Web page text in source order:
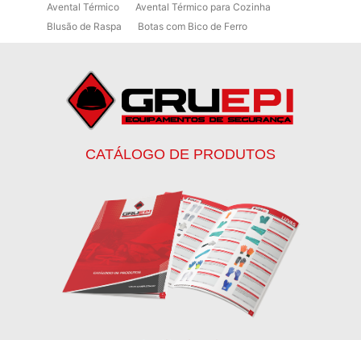
Avental Térmico
Avental Térmico para Cozinha
Blusão de Raspa
Botas com Bico de Ferro
Botinas
Botinas Bico de Ferro
Botinas de Segurança
Botinas de Trabalho
Botinas EPI
Botinas Masculinas para Trabalho
Calçados de Segurança
Calçados de Segurança Epi
Capacete de Segurança Ca
Capacete de Segurança Classe b
Capacetes de Proteção
Capacetes de Proteção EPI
Capacetes de Segurança
Capacetes EPI
Capa de Chuva Pvc Amarela C/ Forro e Capuz
Capa de Chuva Pvc Preta C/ Forro e Capuz
CATÁLOGO DE PRODUTOS